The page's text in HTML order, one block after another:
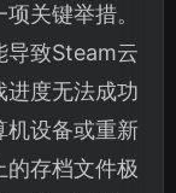
关键举措。
导致Steam云
进度无法成功
机设备或重新
的存档文件极